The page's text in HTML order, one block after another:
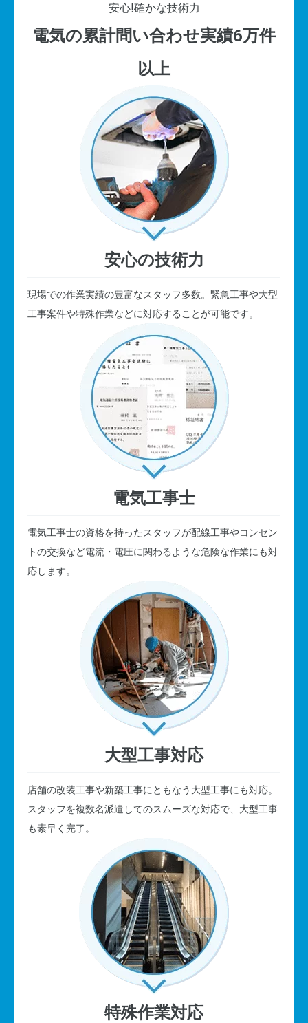
安心!確かな技術力
電気の累計問い合わせ実績6万件
以上
安心の技術力
現場での作業実績の豊富なスタッフ多数。緊急工事や大型
工事案件や特殊作業などに対応することが可能です。
電気工事士
電気工事士の資格を持ったスタッフが配線工事やコンセン
トの交換など電流・電圧に関わるような危険な作業にも対
応します。
大型工事対応
店舗の改装工事や新築工事にともなう大型工事にも対応。
スタッフを複数名派遣してのスムーズな対応で、大型工事
も素早く完了。
特殊作業対応